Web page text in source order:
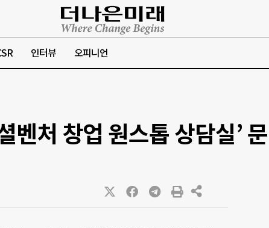
인터뷰 오피니언
벤처 창업 원스톱 상담실’